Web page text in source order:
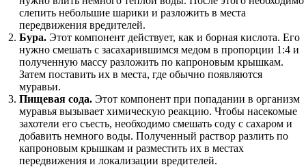
слепить небольшие шарики и разложить в места
передвижения вредителей.
Бура. Этот компонент действует, как и борная кислота. Его
нужно смешать с засахарившимся медом в пропорции 1:4 и
полученную массу разложить по капроновым крышкам.
Затем поставить их в места, где обычно появляются
муравьи.
Пищевая сода. Этот компонент при попадании в организм
муравья вызывает химическую реакцию. Чтобы насекомые
захотели его съесть, необходимо смешать соду с сахаром и
добавить немного воды. Полученный раствор разлить по
капроновым крышкам и разместить их в местах
передвижения и локализации вредителей.